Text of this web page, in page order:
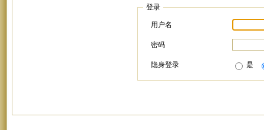
登录
用户名
密码
隐身登录 是